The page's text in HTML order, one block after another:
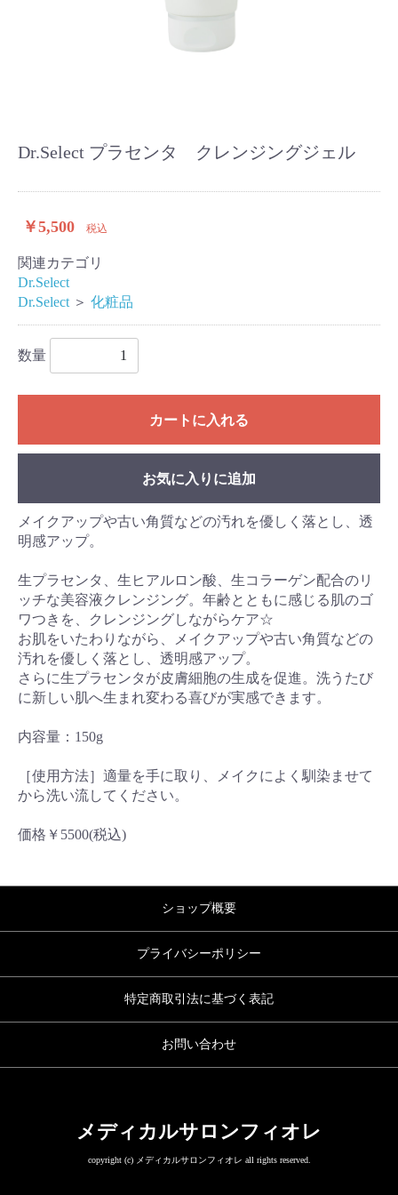
Dr.Select プラセンタ クレンジングジェル
￥5,500 税込
関連カテゴリ
Dr.Select
Dr.Select ＞ 化粧品
数量
カートに入れる
お気に入りに追加
メイクアップや古い角質などの汚れを優しく落とし、透
明感アップ。
生プラセンタ、生ヒアルロン酸、生コラーゲン配合のリ
ッチな美容液クレンジング。年齢とともに感じる肌のゴ
ワつきを、クレンジングしながらケア☆
お肌をいたわりながら、メイクアップや古い角質などの
汚れを優しく落とし、透明感アップ。
さらに生プラセンタが皮膚細胞の生成を促進。洗うたび
に新しい肌へ生まれ変わる喜びが実感できます。
内容量：150g
［使用方法］適量を手に取り、メイクによく馴染ませて
から洗い流してください。
価格￥5500(税込)
ショップ概要
プライバシーポリシー
特定商取引法に基づく表記
お問い合わせ
メディカルサロンフィオレ
copyright (c) メディカルサロンフィオレ all rights reserved.